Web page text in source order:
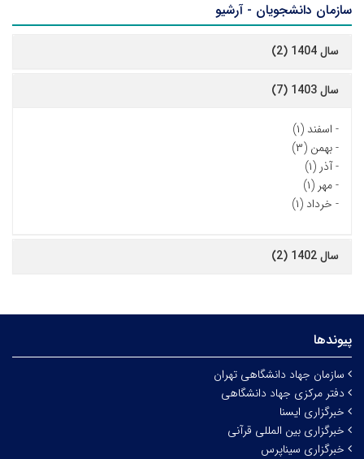
سازمان دانشجویان - آرشیو
سال 1404 (2)
سال 1403 (7)
- اسفند (۱)
-بهمن (۳)
-آذر (۱)
-مهر (۱)
- خرداد (۱)
سال 1402 (2)
پیوندها
سازمان جهاد دانشگاهی تهران
دفتر مرکزی جهاد دانشگاهی
خبرگزاری ایسنا
خبرگزاری بین المللی قرآنی
خبرگزاری سیناپرس